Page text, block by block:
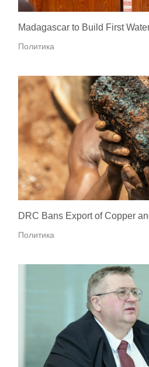
Madagascar to Build First
Политика
DRC Bans Export of Copper
Политика